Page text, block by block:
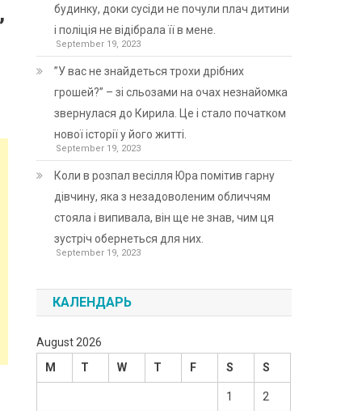
будинку, доки сусіди не почули плач дитини
і поліція не відібрала її в мене.
September 19, 2023
”У вас не знайдеться трохи дрібних
грошей?” – зі сльозами на очах незнайомка
звернулася до Кирила. Це і стало початком
нової історії у його житті.
September 19, 2023
Коли в розпал весілля Юра помітив гарну
дівчину, яка з незадоволеним обличчям
стояла і випивала, він ще не знав, чим ця
зустріч обернеться для них.
September 19, 2023
КАЛЕНДАРЬ
August 2026
M
T W T F S S
1 2